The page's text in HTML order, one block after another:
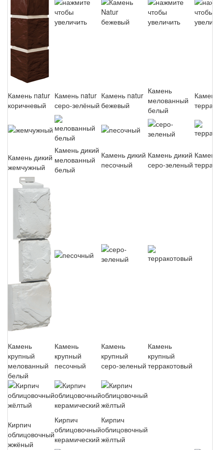
Камень natur
коричневый
Камень natur
серо-зелёный
Камень natur
бежевый
Камень
мелованный
белый
Камень дикий
жемчужный
Камень дикий
мелованный
белый
Камень дикий
песочный
Камень дикий
серо-зеленый
Камень
крупный
мелованный
белый
Камень
крупный
песочный
Камень
крупный
серо-зеленый
Камень
крупный
терракотовый
Кирпич
облицовочный
жжёный
Кирпич
облицовочный
керамический
Кирпич
облицовочный
жёлтый